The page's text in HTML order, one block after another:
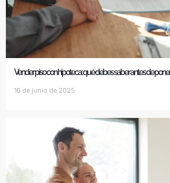
Vender piso con hipoteca: qué debes saber antes de
16 de junio de 2025